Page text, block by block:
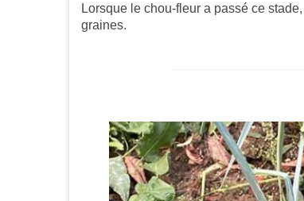
Lorsque le chou-fleur a passé ce
graines.